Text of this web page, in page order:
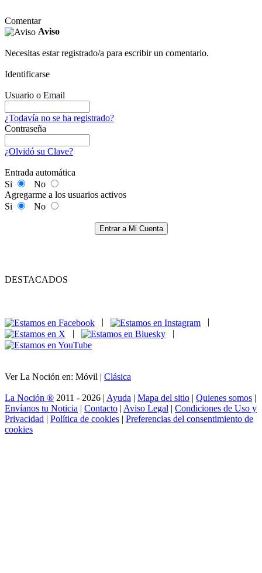
Comentar
Aviso
Necesitas estar registrado/a para escribir un comentario.
Identificarse
Usuario o Email
¿Todavía no se ha registrado?
Contraseña
¿Olvidó su Clave?
Entrada automática
Si
No
Agregarme a los usuarios activos
Si
No
Entrar a Mi Cuenta
DESTACADOS
|
|
Ver La Noción en: Móvil | Clásica
La Noción ® 2011 - 2026 | Ayuda | Mapa del sitio | Quienes somos |
Envíanos tu Noticia | Contacto | Aviso Legal | Condiciones de Uso y
Privacidad | Política de cookies | Preferencias del consentimiento de
cookies